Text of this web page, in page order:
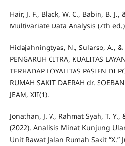
Hair, J. F., Black, W. C., Babin, B. J.,
Multivariate Data Analysis (7th
Hidajahningtyas, N., Sularso, A., &
PENGARUH CITRA, KUALITAS
TERHADAP LOYALITAS PASIEN DI
RUMAH SAKIT DAERAH dr.
JEAM, XII(1).
Jonathan, J. V., Rahmat Syah, T.
(2022). Analisis Minat Kunjung
Unit Rawat Jalan Rumah Sakit